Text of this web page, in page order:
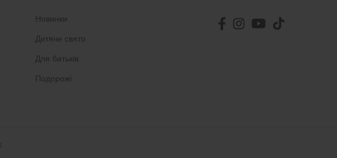
Новинки
Дитяче свято
Для батьків
Подорожі